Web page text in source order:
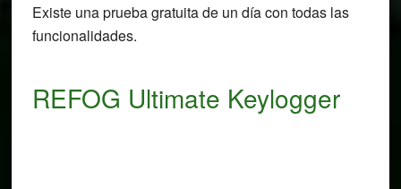
Existe una prueba gratuita de un día con todas las
funcionalidades.
REFOG Ultimate Keylogger